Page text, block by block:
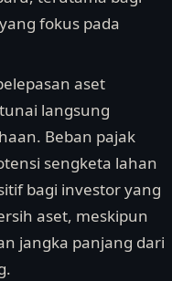
fokus pada
aset
langsung
Beban pajak
sengketa lahan
bagi investor yang
aset, meskipun
jangka panjang dari